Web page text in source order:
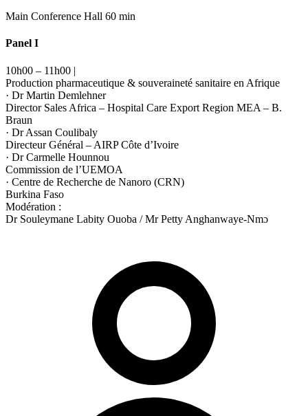
Main Conference Hall 60 min
Panel I
10h00 – 11h00 |
Production pharmaceutique & souveraineté sanitaire en Afrique
· Dr Martin Demlehner
Director Sales Africa – Hospital Care Export Region MEA – B.
Braun
· Dr Assan Coulibaly
Directeur Général – AIRP Côte d’Ivoire
· Dr Carmelle Hounnou
Commission de l’UEMOA
· Centre de Recherche de Nanoro (CRN)
Burkina Faso
Modération :
Dr Souleymane Labity Ouoba / Mr Petty Anghanwaye-Nmɔ